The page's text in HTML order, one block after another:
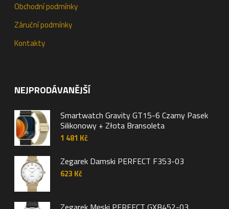
Obchodní podmínky
Záruční podmínky
Kontakty
NEJPRODÁVANĚJŠÍ
Smartwatch Gravity GT15-6 Czarny Pasek
Silikonowy + Złota Bransoleta
1 481 Kč
Zegarek Damski PERFECT F353-03
623 Kč